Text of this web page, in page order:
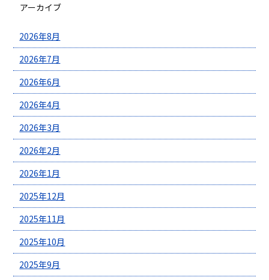
アーカイブ
2026年8月
2026年7月
2026年6月
2026年4月
2026年3月
2026年2月
2026年1月
2025年12月
2025年11月
2025年10月
2025年9月